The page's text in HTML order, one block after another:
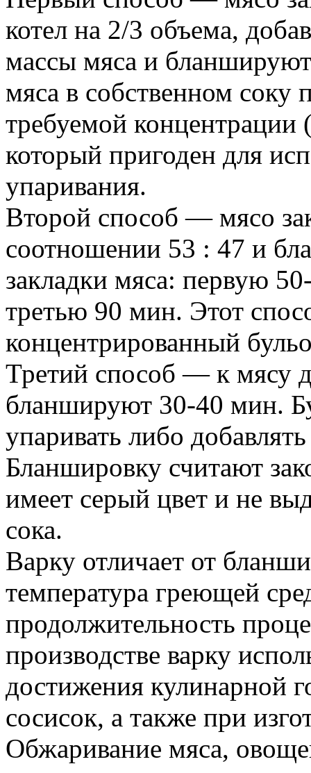
котел на 2/3 объема,
массы мяса и
мяса в собственном соку
требуемой
который пригоден для
упаривания.
Второй способ — мясо
соотношении 53 : 47 и
закладки мяса: первую
третью 90 мин. Этот
концентрированный
Третий способ — к мясу
бланшируют 30-40 мин.
упаривать либо
Бланшировку считают
имеет серый цвет и не
сока.
Варку отличает от
температура греющей
продолжительность
производстве варку
достижения кулинарной
сосисок, а также при
Обжаривание мяса,